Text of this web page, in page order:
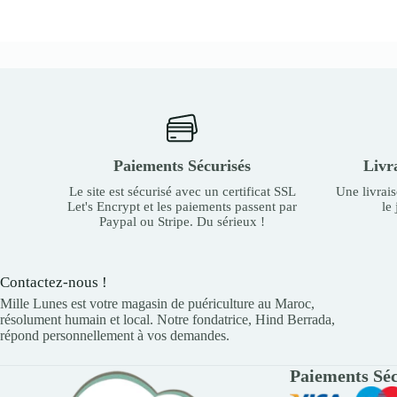
Paiements Sécurisés
Le site est sécurisé avec un certificat SSL
Let's Encrypt et les paiements passent par
Paypal ou Stripe. Du sérieux !
Une
le
Contactez-nous !
Mille Lunes est votre magasin de puériculture au Maroc,
résolument humain et local. Notre fondatrice, Hind Berrada,
répond personnellement à vos demandes.
Paiements